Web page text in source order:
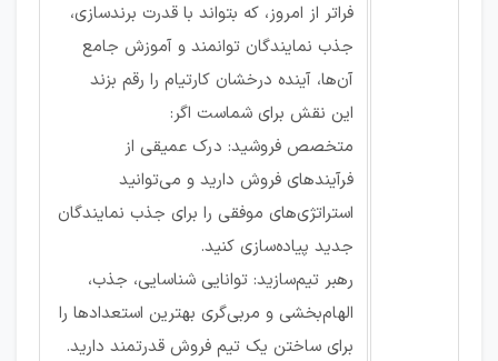
فراتر از امروز، که بتواند با قدرت برندسازی،
جذب نمایندگان توانمند و آموزش جامع
آن‌ها، آینده درخشان کارتیام را رقم بزند
این نقش برای شماست اگر:
متخصص فروشید: درک عمیقی از
فرآیندهای فروش دارید و می‌توانید
استراتژی‌های موفقی را برای جذب نمایندگان
جدید پیاده‌سازی کنید.
رهبر تیم‌سازید: توانایی شناسایی، جذب،
الهام‌بخشی و مربی‌گری بهترین استعدادها را
برای ساختن یک تیم فروش قدرتمند دارید.